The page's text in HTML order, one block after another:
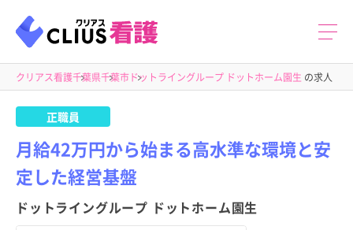
クリアス看護千葉県千葉市ドットライングループ ドットホーム園生 の求人
正職員
月給42万円から始まる高水準な環境と安
定した経営基盤
ドットライングループ ドットホーム園生